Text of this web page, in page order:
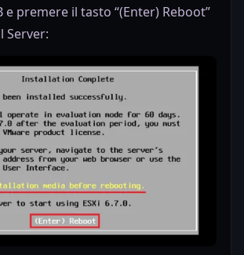
e premere il tasto “(Enter) Reboot”
Server: